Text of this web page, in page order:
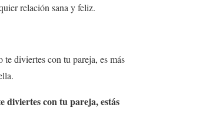
relación sana y feliz.
diviertes con tu pareja, es más
diviertes con tu pareja, estás